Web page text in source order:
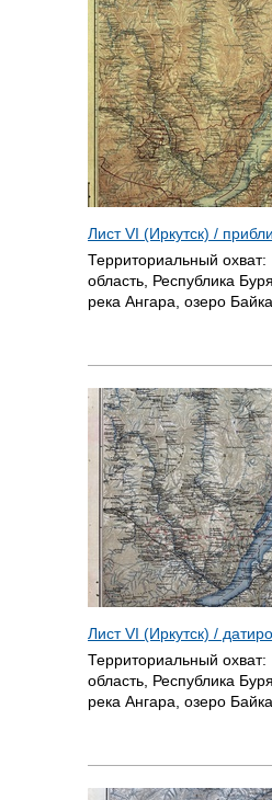
Лист VI (Иркутск) /
Территориальный охват:
область, Республика
река Ангара, озеро
Лист VI (Иркутск) /
Территориальный охват:
область, Республика
река Ангара, озеро